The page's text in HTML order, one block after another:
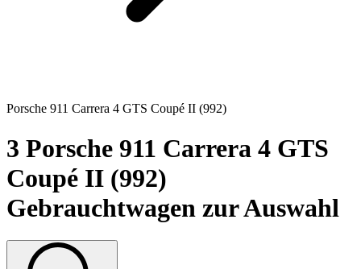
Porsche 911 Carrera 4 GTS Coupé II (992)
3 Porsche 911 Carrera 4 GTS
Coupé II (992)
Gebrauchtwagen zur Auswahl